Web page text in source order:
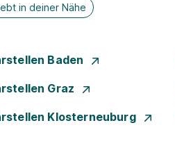
in deiner Nähe
Baden
Graz
Klosterneuburg